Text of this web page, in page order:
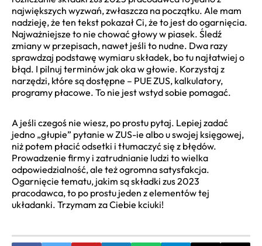
największych wyzwań, zwłaszcza na początku. Ale mam
nadzieję, że ten tekst pokazał Ci, że to jest do ogarnięcia.
Najważniejsze to nie chować głowy w piasek. Śledź
zmiany w przepisach, nawet jeśli to nudne. Dwa razy
sprawdzaj podstawę wymiaru składek, bo tu najłatwiej o
błąd. I pilnuj terminów jak oka w głowie. Korzystaj z
narzędzi, które są dostępne – PUE ZUS, kalkulatory,
programy płacowe. To nie jest wstyd sobie pomagać.
A jeśli czegoś nie wiesz, po prostu pytaj. Lepiej zadać
jedno „głupie” pytanie w ZUS-ie albo u swojej księgowej,
niż potem płacić odsetki i tłumaczyć się z błędów.
Prowadzenie firmy i zatrudnianie ludzi to wielka
odpowiedzialność, ale też ogromna satysfakcja.
Ogarnięcie tematu, jakim są składki zus 2023
pracodawca, to po prostu jeden z elementów tej
układanki. Trzymam za Ciebie kciuki!